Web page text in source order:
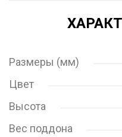
Размеры (мм)
Цвет
Высота
Вес поддона